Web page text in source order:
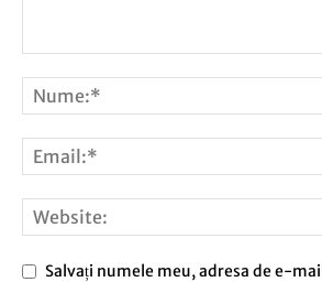
Salvați numele meu, adresa de e-